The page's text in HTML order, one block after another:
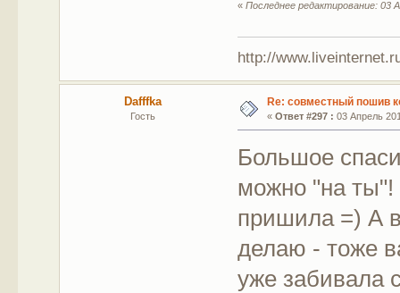
«Последнее редактирование: 03
http://
Dafffka
Гость
Re: совместный пошив
« Ответ #297 : 03 Апрель
Большое
можно "на ты"!
пришила =) А
делаю - тоже
уже забивала